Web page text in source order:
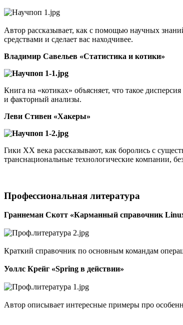
Автор рассказывает, как с помощью научных
средствами и сделает вас находчивее.
Владимир Савельев «Статистика и котики»
Книга на «котиках» объясняет, что такое
и факторный анализы.
Леви Стивен «Хакеры»
Гики XX века рассказывают, как боролись с
транснациональные технологические компании,
Профессиональная литература
Граннеман Скотт «Карманный справочник
Краткий справочник по основным командам
Уоллс Крейг «Spring в действии»
Автор описывает интересные примеры про